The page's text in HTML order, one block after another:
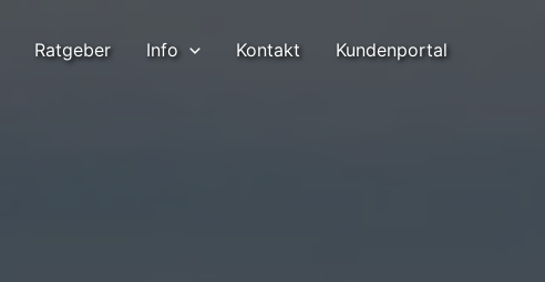
Ratgeber Info Kontakt Kundenportal